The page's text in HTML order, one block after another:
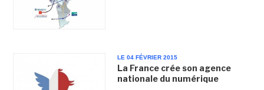
LE 04 FÉVRIER 2015
La France crée son agence
nationale du numérique